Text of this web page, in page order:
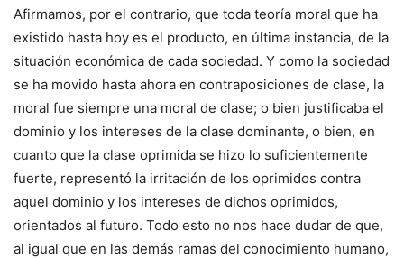
Afirmamos, por el contrario, que toda teoría moral que ha
existido hasta hoy es el producto, en última instancia, de la
situación económica de cada sociedad. Y como la sociedad
se ha movido hasta ahora en contraposiciones de clase, la
moral fue siempre una moral de clase; o bien justificaba el
dominio y los intereses de la clase dominante, o bien, en
cuanto que la clase oprimida se hizo lo suficientemente
fuerte, representó la irritación de los oprimidos contra
aquel dominio y los intereses de dichos oprimidos,
orientados al futuro. Todo esto no nos hace dudar de que,
al igual que en las demás ramas del conocimiento humano,